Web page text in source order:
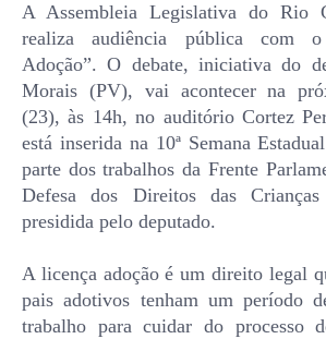
A Assembleia Legislativa do Rio
realiza audiência pública com
Adoção”. O debate, iniciativa do
Morais (PV), vai acontecer na
(23), às 14h, no auditório Cortez
está inserida na 10ª Semana
parte dos trabalhos da Frente
Defesa dos Direitos das Crianças
presidida pelo deputado.
A licença adoção é um direito legal
pais adotivos tenham um período
trabalho para cuidar do processo